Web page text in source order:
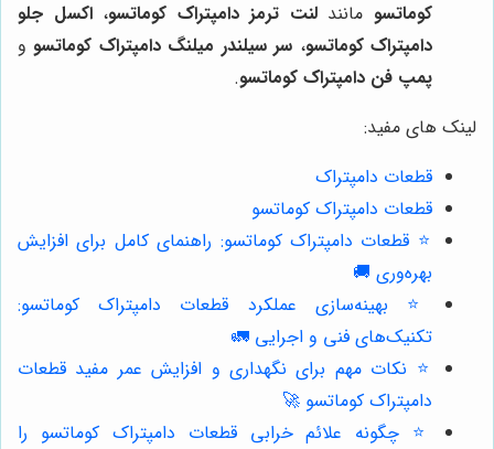
کوماتسو مانند لنت ترمز دامپتراک کوماتسو، اکسل جلو
دامپتراک کوماتسو، سر سیلندر میلنگ دامپتراک کوماتسو و
پمپ فن دامپتراک کوماتسو.
لینک های مفید:
قطعات دامپتراک
قطعات دامپتراک کوماتسو
⭐️ قطعات دامپتراک کوماتسو: راهنمای کامل برای افزایش
بهره‌وری 🚚
⭐️ بهینه‌سازی عملکرد قطعات دامپتراک کوماتسو:
تکنیک‌های فنی و اجرایی 🚛
⭐️ نکات مهم برای نگهداری و افزایش عمر مفید قطعات
دامپتراک کوماتسو 🚀
⭐️ چگونه علائم خرابی قطعات دامپتراک کوماتسو را